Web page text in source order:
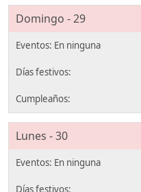
Domingo - 29
Lunes - 30